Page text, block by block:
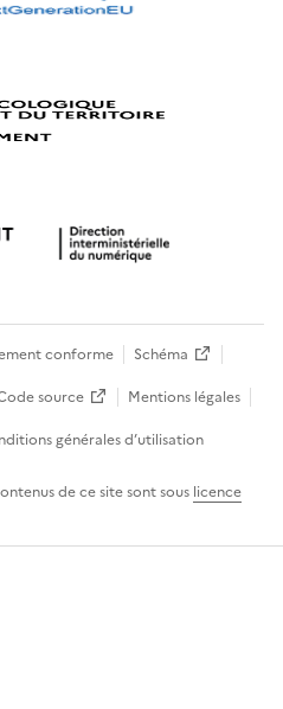
conforme
Schéma
source
Mentions légales
générales d’utilisation
de ce site sont sous licence